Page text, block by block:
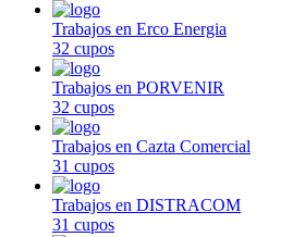
Trabajos en Erco Energia
32 cupos
Trabajos en PORVENIR
32 cupos
Trabajos en Cazta Comercial
31 cupos
Trabajos en DISTRACOM
31 cupos